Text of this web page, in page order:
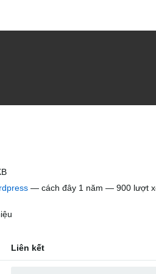
— cách đây 1 năm — 900 lượt
Liên kết